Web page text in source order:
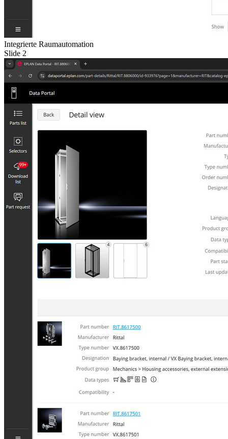
Integrierte Raumautomation
Slide 2